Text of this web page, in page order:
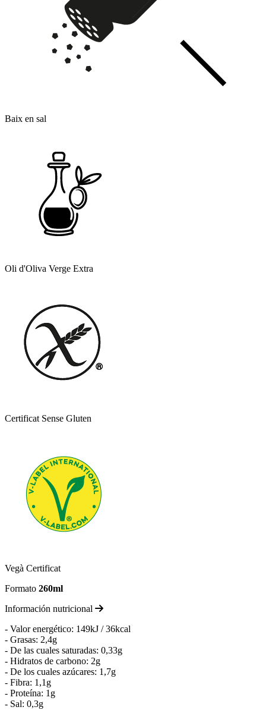
Baix en sal
Oli d'Oliva Verge Extra
Certificat Sense Gluten
Vegà Certificat
Formato 260ml
Información nutricional
- Valor energético: 149kJ / 36kcal
- Grasas: 2,4g
- De las cuales saturadas: 0,33g
- Hidratos de carbono: 2g
- De los cuales azúcares: 1,7g
- Fibra: 1,1g
- Proteína: 1g
- Sal: 0,3g